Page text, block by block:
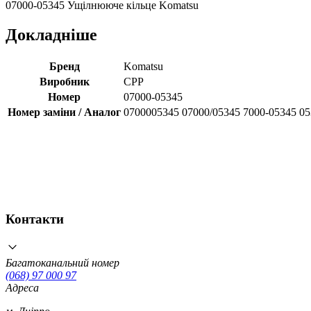
07000-05345 Ущілнююче кільце Komatsu
Докладніше
Бренд
Komatsu
Виробник
CPP
Номер
07000-05345
Номер заміни / Аналог 0700005345 07000/05345 7000-05345
Контакти
Багатоканальний номер
(068) 97 000 97
Адреса